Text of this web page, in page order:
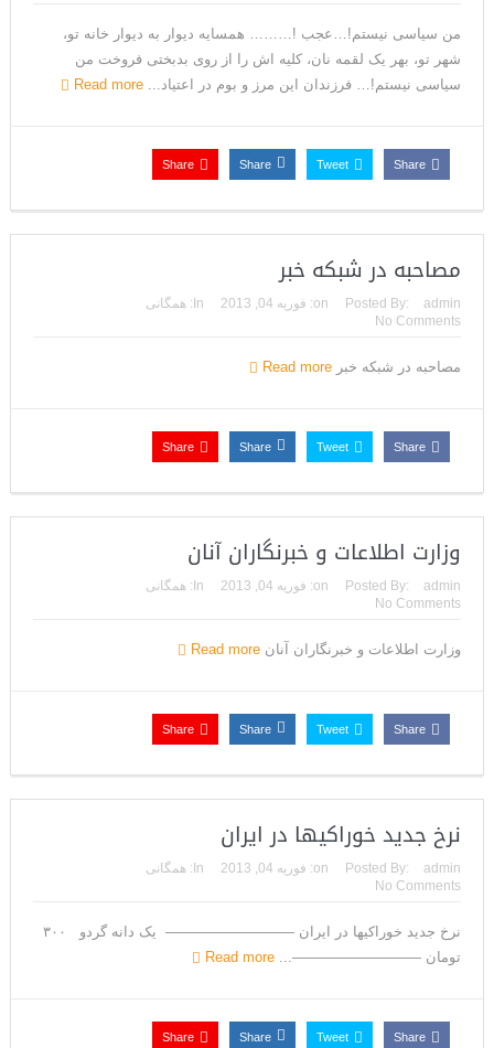
من سیاسی نیستم!…عجب !……… همسایه دیوار به دیوار خانه تو،
شهر تو، بهر یک لقمه نان، کلیه اش را از روی بدبختی فروخت من
سیاسی نیستم!… فرزندان این مرز و بوم در اعتیاد... Read more
Share
Tweet
Share
Share
مصاحبه در شبکه خبر
Posted By: admin
on: فوریه 04, 2013 In: همگانی
No Comments
مصاحبه در شبکه خبر Read more
Share
Tweet
Share
Share
وزارت اطلاعات و خبرنگاران آنان
Posted By: admin
on: فوریه 04, 2013 In: همگانی
No Comments
وزارت اطلاعات و خبرنگاران آنان Read more
Share
Tweet
Share
Share
نرخ جدید خوراکیها در ایران
Posted By: admin
on: فوریه 04, 2013 In: همگانی
No Comments
نرخ جدید خوراکیها در ایران ————————— یک دانه گردو ۳۰۰
تومان —————————... Read more
Share
Tweet
Share
Share